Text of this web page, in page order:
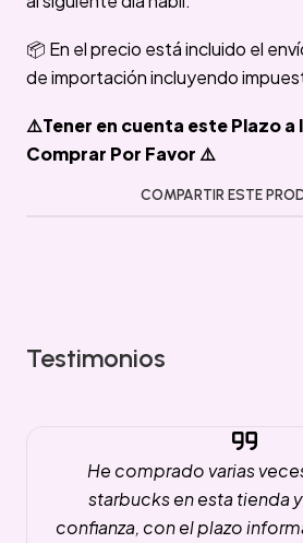
📦 En el precio está incluido el
de importación incluyendo
⚠️Tener en cuenta este Plazo a
Comprar Por Favor ⚠️
COMPARTIR ESTE
Testimonios
He comprado varias
starbucks en esta tienda
confianza, con el plazo